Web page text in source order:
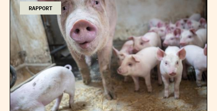
RAPPORT